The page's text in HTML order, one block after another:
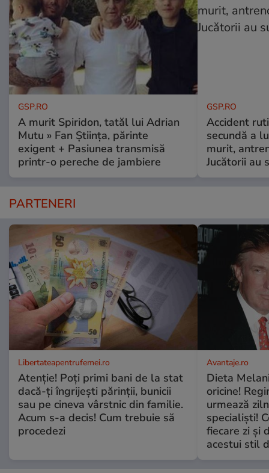
GSP.RO
A murit Spiridon, tatăl lui Adrian
Mutu » Fan Știința, părinte
exigent + Pasiunea transmisă
printr-o pereche de jambiere
GSP.RO
Accident
secundă a
murit,
Jucătorii au
PARTENERI
Libertateapentrufemei.ro
Atenție! Poți primi bani de la stat
dacă-ți îngrijești părinții, bunicii
sau pe cineva vârstnic din familie.
Acum s-a decis! Cum trebuie să
procedezi
Avantaje.ro
Dieta
oricine!
urmează
specialiști!
fiecare zi și
acestui stil